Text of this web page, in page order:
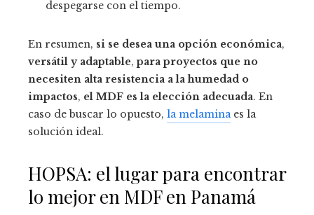
despegarse con el tiempo.
En resumen, si se desea una opción económica,
versátil y adaptable,para proyectos que no
necesiten alta resistencia a la humedad o
impactos, el MDF es la elección adecuada. En
caso de buscar lo opuesto, la melaminaes la
solución ideal.
HOPSA: el lugar para encontrar
lo mejor en MDF en Panamá